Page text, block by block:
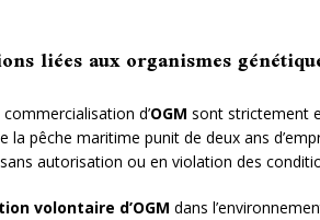
liées aux organismes
d’OGM sont strictement
la pêche maritime punit de deux ans
sans autorisation ou en violation des
volontaire d’OGM dans